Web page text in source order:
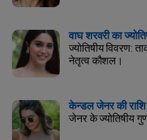
वाघ शरवरी का
ज्योतिषीय विवरण:
नेतृत्व कौशल।
केन्डल जेनर की राशि
जेनर के ज्योतिषीय